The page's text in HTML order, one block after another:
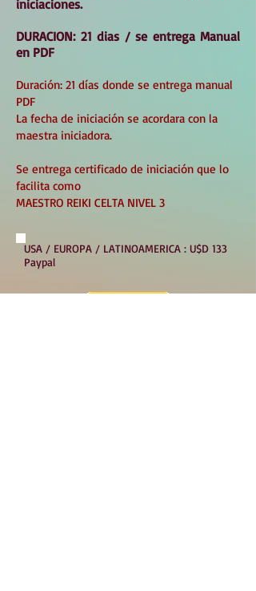
iniciaciones.
DURACION: 21 dias / se entrega Manual
en PDF
Duración: 21 días donde se entrega manual
PDF
La fecha de iniciación se acordara con la
maestra iniciadora.
Se entrega certificado de iniciación que lo
facilita como
MAESTRO REIKI CELTA NIVEL 3
USA / EUROPA / LATINOAMERICA : U$D 133
Paypal